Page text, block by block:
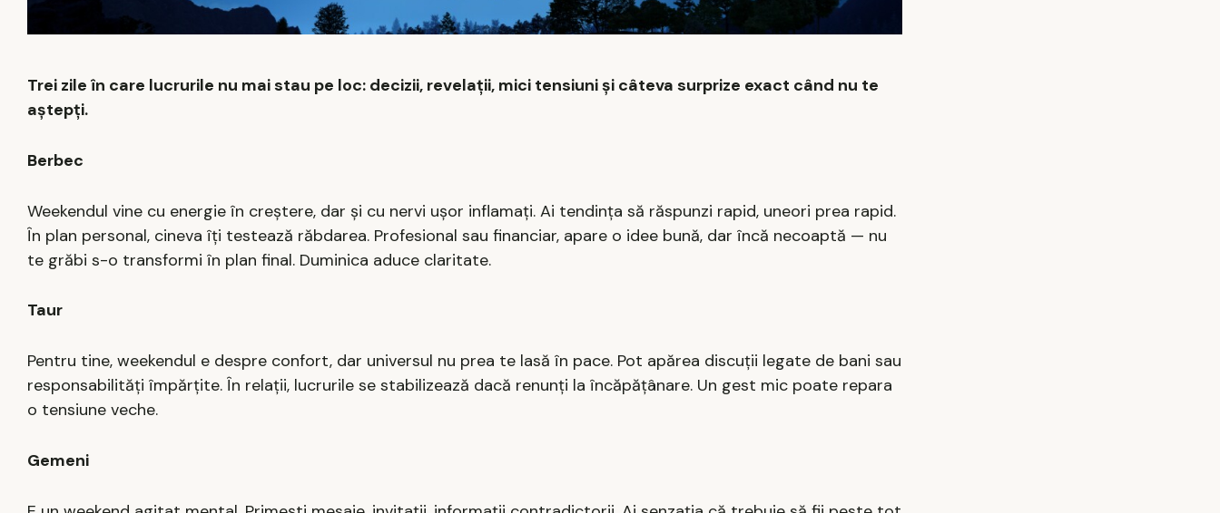
Trei zile în care lucrurile nu mai stau pe loc: decizii, revelații, mici tensiuni și câteva surprize exact când nu te
aștepți.
Berbec
Weekendul vine cu energie în creștere, dar și cu nervi ușor inflamați. Ai tendința să răspunzi rapid, uneori prea rapid.
În plan personal, cineva îți testează răbdarea. Profesional sau financiar, apare o idee bună, dar încă necoaptă — nu
te grăbi s-o transformi în plan final. Duminica aduce claritate.
Taur
Pentru tine, weekendul e despre confort, dar universul nu prea te lasă în pace. Pot apărea discuții legate de bani sau
responsabilități împărțite. În relații, lucrurile se stabilizează dacă renunți la încăpățânare. Un gest mic poate repara
o tensiune veche.
Gemeni